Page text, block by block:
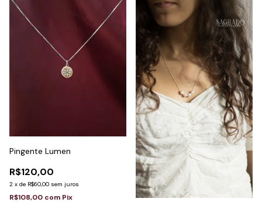
Pingente Lumen
R$120,00
2 x de R$60,00 sem juros
R$108,00 com Pix